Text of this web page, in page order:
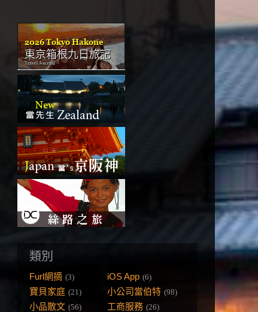
類別
Furl網摘 (3) iOS App (6)
寶貝家庭 (21) 小公司當伯特 (98)
小品散文 (56) 工商服務 (26)